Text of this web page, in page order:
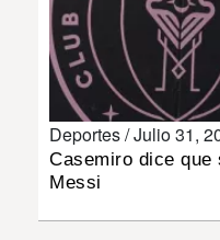
Deportes /Julio 31,
Casemiro dice que
Messi